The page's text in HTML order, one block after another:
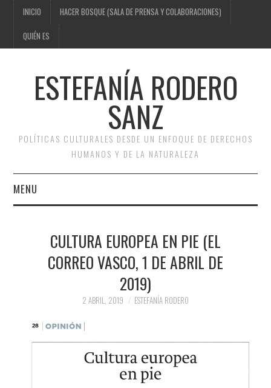
INICIO HACER BOSQUE (SALA DE PRENSA Y COLABORACIONES)
QUIÉN ES
ESTEFANÍA RODERO
SANZ
POLÍTICAS CULTURALES DESDE UN ENFOQUE DE DERECHOS
HUMANOS Y DE LA NATURALEZA
MENU
HACER BOSQUE (SALA DE
QUIÉN ES
CULTURA EUROPEA EN PIE (EL
CORREO VASCO, 1 DE ABRIL DE
2019)
2 ABRIL, 2019 ESTEFANÍA RODERO